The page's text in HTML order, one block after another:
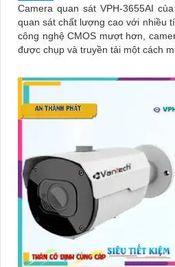
Camera quan sát VPH-3655AI
quan sát chất lượng cao với nhiều tính
công nghệ CMOS mượt hơn,
được chụp và truyền tải một cách